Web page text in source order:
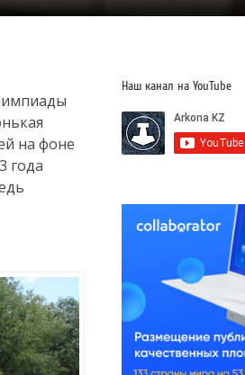
на фоне
года
Наш канал на YouTube